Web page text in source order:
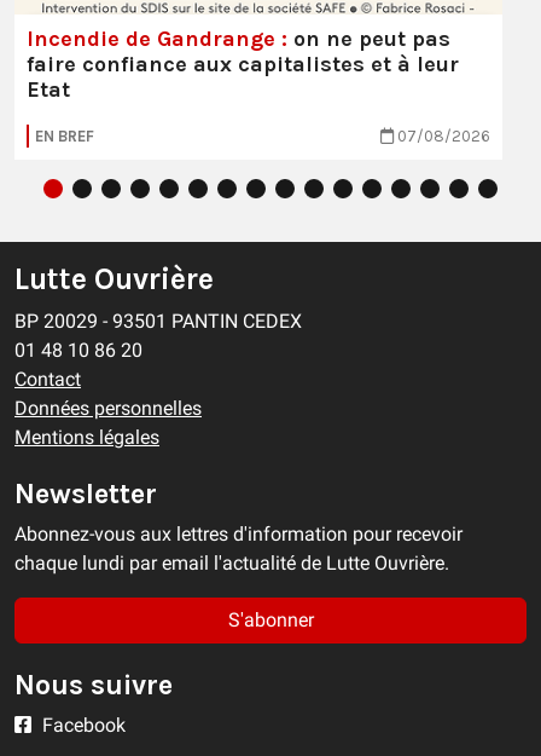
Incendie de Gandrange : on ne peut pas
faire confiance aux capitalistes et à leur
Etat
EN BREF 07/08/2026
Lutte Ouvrière
BP 20029 - 93501 PANTIN CEDEX
01 48 10 86 20
Contact
Données personnelles
Mentions légales
Newsletter
Abonnez-vous aux lettres d'information pour recevoir
chaque lundi par email l'actualité de Lutte Ouvrière.
S'abonner
Nous suivre
Facebook